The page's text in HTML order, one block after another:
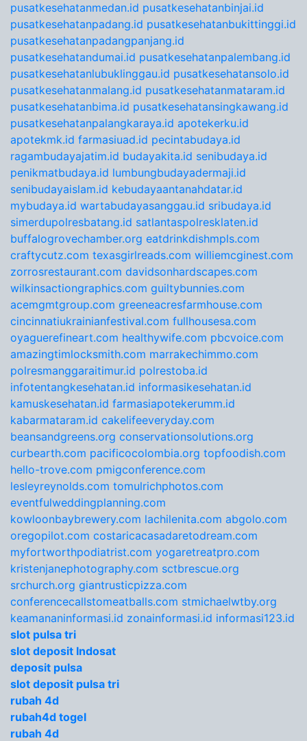
pusatkesehatanmedan.id pusatkesehatanbinjai.id
pusatkesehatanpadang.id pusatkesehatanbukittinggi.id
pusatkesehatanpadangpanjang.id
pusatkesehatandumai.id pusatkesehatanpalembang.id
pusatkesehatanlubuklinggau.id pusatkesehatansolo.id
pusatkesehatanmalang.id pusatkesehatanmataram.id
pusatkesehatanbima.id pusatkesehatansingkawang.id
pusatkesehatanpalangkaraya.id apotekerku.id
apotekmk.id farmasiuad.id pecintabudaya.id
ragambudayajatim.id budayakita.id senibudaya.id
penikmatbudaya.id lumbungbudayadermaji.id
senibudayaislam.id kebudayaantanahdatar.id
mybudaya.id wartabudayasanggau.id sribudaya.id
simerdupolresbatang.id satlantaspolresklaten.id
buffalogrovechamber.org eatdrinkdishmpls.com
craftycutz.com texasgirlreads.com williemcginest.com
zorrosrestaurant.com davidsonhardscapes.com
wilkinsactiongraphics.com guiltybunnies.com
acemgmtgroup.com greeneacresfarmhouse.com
cincinnatiukrainianfestival.com fullhousesa.com
oyaguerefineart.com healthywife.com pbcvoice.com
amazingtimlocksmith.com marrakechimmo.com
polresmanggaraitimur.id polrestoba.id
infotentangkesehatan.id informasikesehatan.id
kamuskesehatan.id farmasiapotekerumm.id
kabarmataram.id cakelifeeveryday.com
beansandgreens.org conservationsolutions.org
curbearth.com pacificocolombia.org topfoodish.com
hello-trove.com pmigconference.com
lesleyreynolds.com tomulrichphotos.com
eventfulweddingplanning.com
kowloonbaybrewery.com lachilenita.com abgolo.com
oregopilot.com costaricacasadaretodream.com
myfortworthpodiatrist.com yogaretreatpro.com
kristenjanephotography.com sctbrescue.org
srchurch.org giantrusticpizza.com
conferencecallstomeatballs.com stmichaelwtby.org
keamananinformasi.id zonainformasi.id informasi123.id
slot pulsa tri
slot deposit Indosat
deposit pulsa
slot deposit pulsa tri
rubah 4d
rubah4d togel
rubah 4d